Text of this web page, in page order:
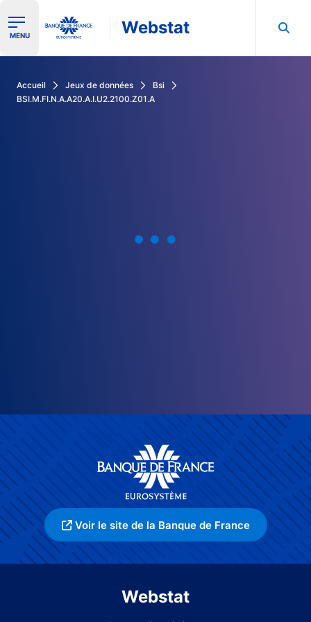
Ouvrir le menu de navigation
MENU Webstat
Accueil Jeux de données
Bsi
BSI.M.FI.N.A.A20.A.I.U2.2100.Z01.A
Voir le site de la Banque de France
Webstat